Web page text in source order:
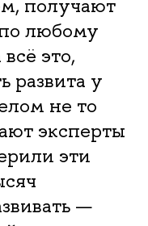
любому
это,
развита у
не то
эксперты
эти
—